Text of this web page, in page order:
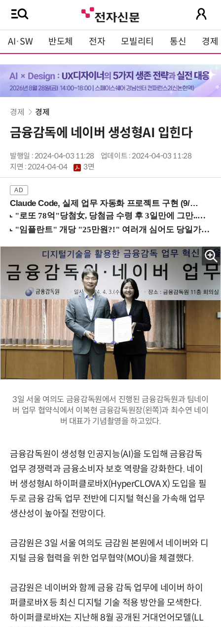
AI·SW 반도체 전자 모빌리티 통신 경제
경제 경제
금융감독에 네이버 생성형AI 입힌다
발행일 : 2024-04-03 11:28
업데이트 : 2024-04-03 11:28
지면 :2024-04-04 3면
Claude Code, 실제 업무 자동화 프로젝트 구현 (9/16 ~17 강남역)
3일 서울 여의도 금융감독원에서 진행된 금융감독원과 팀네이
버 업무 협약식에서 이복현 금융감독원장(왼쪽)과 최수연 네이
버 대표가 기념촬영을 하고있다.
금융감독원이 생성형 인공지능(AI)을 도입해 금융감독
업무 경쟁력과 금융소비자 보호 역량을 강화한다. 네이
버 생성형AI 하이퍼클로바X(HyperCLOVA X) 도입을 필
두로 금융 감독 업무 전반에 디지털 혁신을 가속해 업무
생산성이 높아질 전망이다.
금감원은 3일 서울 여의도 금감원 본원에서 네이버와 디
지털 금융 협력을 위한 업무협약(MOU)을 체결했다.
금감원은 네이버와 함께 금융 감독 업무에 네이버 하이
퍼클로바X 등 최신 디지털 기술 적용 방안을 모색한다.
하이퍼클로바X는 지난해 8월 공개된 거대언어모델(LL